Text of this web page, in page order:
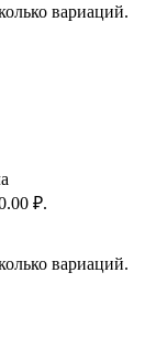
вариаций.
₽.
вариаций.